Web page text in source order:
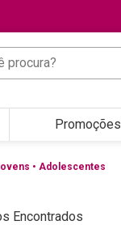
Promoções
• Adolescentes
Encontrados